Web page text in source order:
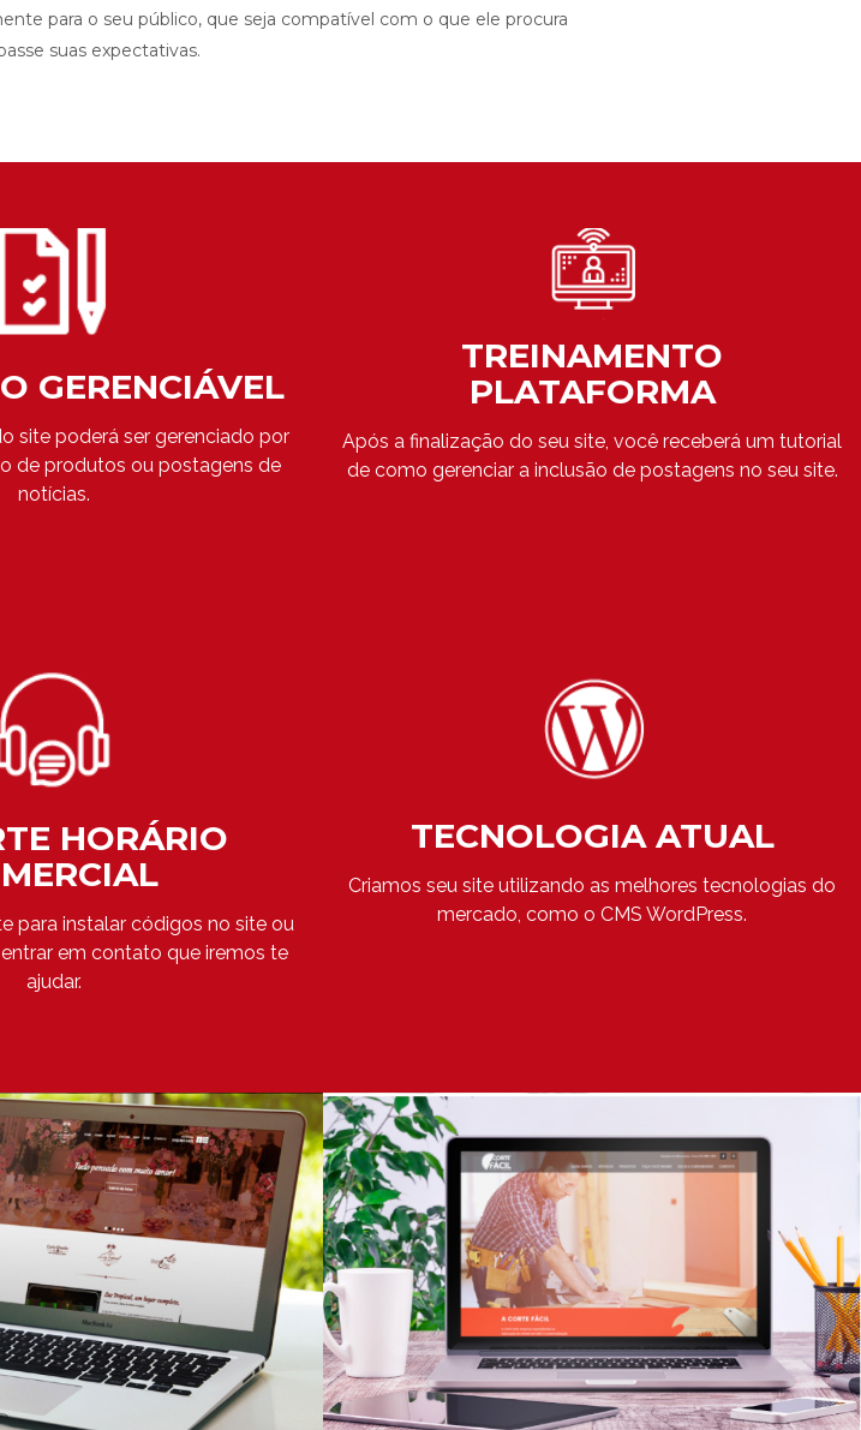
para o seu público, que seja compatível com o que ele procura
suas expectativas.
GERENCIÁVEL
site poderá ser gerenciado por
de produtos ou postagens de
notícias.
TREINAMENTO
PLATAFORMA
Após a finalização do seu site, você receberá um tutorial
de como gerenciar a inclusão de postagens no seu site.
HORÁRIO
para instalar códigos no site ou
em contato que iremos te
ajudar.
TECNOLOGIA ATUAL
Criamos seu site utilizando as melhores tecnologias do
mercado, como o CMS WordPress.